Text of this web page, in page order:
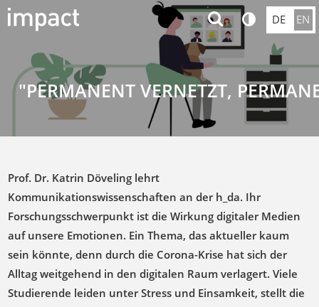
DE EN
"PERMANENT VERNETZT,
Prof. Dr. Katrin Döveling lehrt
Kommunikationswissenschaften an der h_da. Ihr
Forschungsschwerpunkt ist die Wirkung digitaler Medien
auf unsere Emotionen. Ein Thema, das aktueller kaum
sein könnte, denn durch die Corona-Krise hat sich der
Alltag weitgehend in den digitalen Raum verlagert. Viele
Studierende leiden unter Stress und Einsamkeit, stellt die